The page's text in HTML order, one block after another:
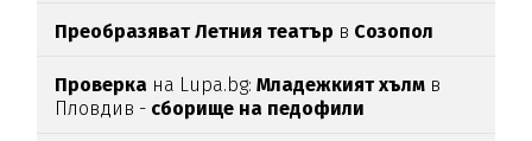
Преобразяват Летния театър в Созопол
Проверка на Lupa.bg:Младежкият хълм в
Пловдив - сборище на педофили